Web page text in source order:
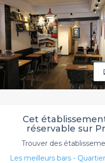
Cet
réservable sur
Trouver des
Les meilleurs bars -